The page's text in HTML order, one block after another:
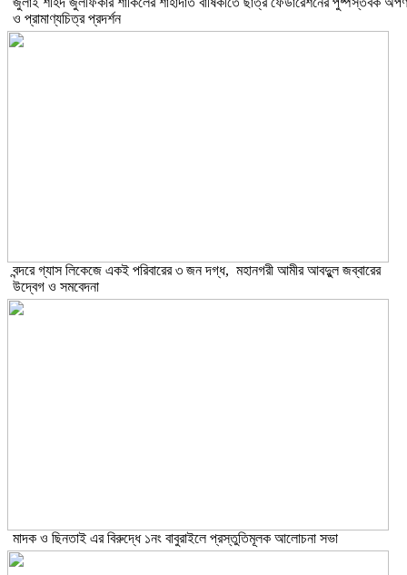
ও প্রামাণ্যচিত্র প্রদর্শন
বন্দরে গ্যাস লিকেজে একই পরিবারের ৩ জন দগ্ধ, মহানগরী আমীর আবদুুল জব্বারের
উদ্বেগ ও সমবেদনা
মাদক ও ছিনতাই এর বিরুদ্ধে ১নং বাবুরাইলে প্রস্তুতিমূলক আলোচনা সভা